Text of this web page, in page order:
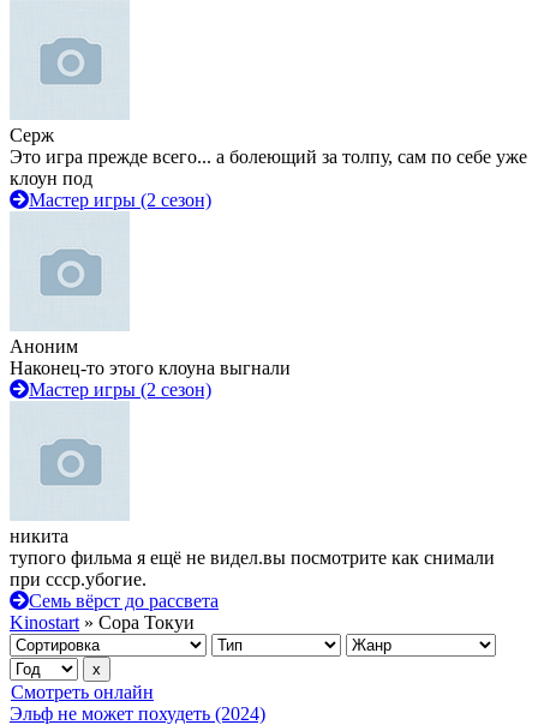
Серж
Это игра прежде всего... а болеющий за толпу, сам по себе уже
клоун под
Мастер игры (2 сезон)
Аноним
Наконец-то этого клоуна выгнали
Мастер игры (2 сезон)
никита
тупого фильма я ещё не видел.вы посмотрите как снимали
при ссср.убогие.
Семь вёрст до рассвета
Kinostart » Сора Токуи
Смотреть онлайн
Эльф не может похудеть (2024)